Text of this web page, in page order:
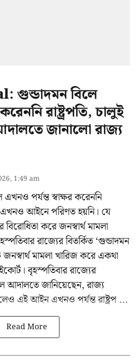
গুন্ডাদমন বিলে
রাষ্ট্রপতি, চালুই
জানালো রাজ্য
1:49 am
পর্যন্ত স্বাক্ষর করেননি
এখনও আইনে পরিণত হয়নি। যে
করে জনস্বার্থ মামলা
রাজ্যের বিতর্কিত ‘গুন্ডাদমন
মামলা খারিজ করে একথা
বৃহস্পতিবার রাজ্যের
আদালতে জানিয়েছেন, রাজ্য
এই আইন এখনও পর্যন্ত রাষ্ট্রপ ...
Read More